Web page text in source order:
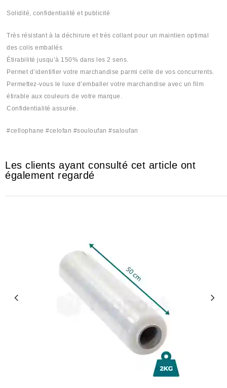
Solidité, confidentialité et publicité
Très résistant à la déchirure et très collant pour un maintien optimal
des colis emballés
Étirabilité jusqu’à 150% dans les 2 sens.
Permet d’identifier votre marchandise parmi celle de vos concurrents.
Permettez-vous le luxe d’emballer votre marchandise avec un film
étirable aux couleurs de votre marque.
Confidentialité assurée.
#cellophane #celofan #souloufan #saloufan
Les clients ayant consulté cet article ont
également regardé